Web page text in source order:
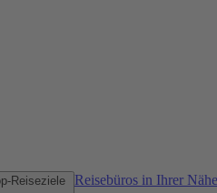
Reisebüros in Ihrer Nähe